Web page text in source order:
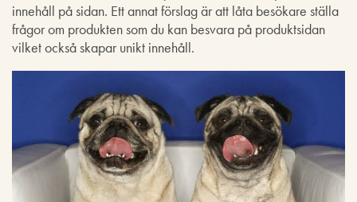
innehåll på sidan. Ett annat förslag är att låta besökare ställa
frågor om produkten som du kan besvara på produktsidan
vilket också skapar unikt innehåll.